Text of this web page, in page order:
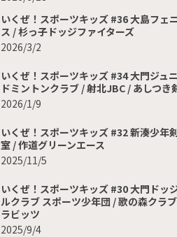
いくぜ！スポーツキッズ #36 大島フェ
ス / 杉っ子ドッジファイターズ
2026/3/2
いくぜ！スポーツキッズ #34 大門ジュ
ドミントンクラブ / 射北JBC / あしつき
2026/1/9
いくぜ！スポーツキッズ #32 新湊少年
室 / 作道グリーンエース
2025/11/5
いくぜ！スポーツキッズ #30 大門ドッ
ルクラブ スポーツ少年団 / 歌の森クラ
ラビッツ
2025/9/4